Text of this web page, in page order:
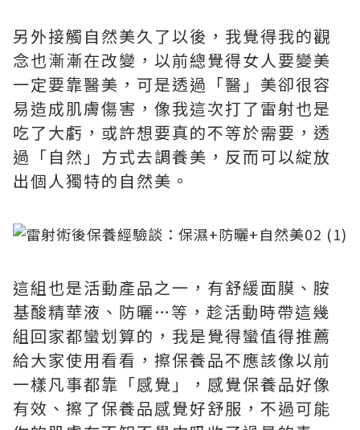
另外接觸自然美久了以後，我覺得我的觀
念也漸漸在改變，以前總覺得女人要變美
一定要靠醫美，可是透過「醫」美卻很容
易造成肌膚傷害，像我這次打了雷射也是
吃了大虧，或許想要真的不等於需要，透
過「自然」方式去調養美，反而可以綻放
出個人獨特的自然美。
這組也是活動產品之一，有舒緩面膜、胺
基酸精華液、防曬…等，趁活動時帶這幾
組回家都蠻划算的，我是覺得蠻值得推薦
給大家使用看看，擦保養品不應該像以前
一樣凡事都靠「感覺」，感覺保養品好像
有效、擦了保養品感覺好舒服，不過可能